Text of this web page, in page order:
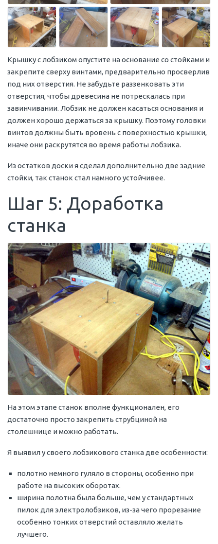
Крышку с лобзиком опустите на основание со стойками и
закрепите сверху винтами, предварительно просверлив
под них отверстия. Не забудьте раззенковать эти
отверстия, чтобы древесина не потрескалась при
завинчивании. Лобзик не должен касаться основания и
должен хорошо держаться за крышку. Поэтому головки
винтов должны быть вровень с поверхностью крышки,
иначе они раскрутятся во время работы лобзика.
Из остатков доски я сделал дополнительно две задние
стойки, так станок стал намного устойчивее.
Шаг 5: Доработка
станка
На этом этапе станок вполне функционален, его
достаточно просто закрепить струбциной на
столешнице и можно работать.
Я выявил у своего лобзикового станка две особенности:
полотно немного гуляло в стороны, особенно при
работе на высоких оборотах.
ширина полотна была больше, чем у стандартных
пилок для электролобзиков, из-за чего прорезание
особенно тонких отверстий оставляло желать
лучшего.